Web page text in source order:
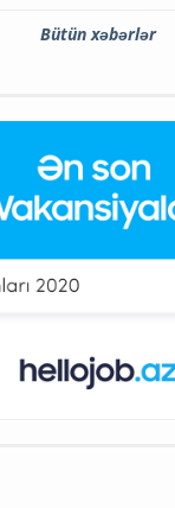
Bütün xəbərlər